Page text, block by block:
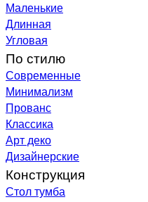
Маленькие
Длинная
Угловая
По стилю
Современные
Минимализм
Прованс
Классика
Арт деко
Дизайнерские
Конструкция
Стол тумба